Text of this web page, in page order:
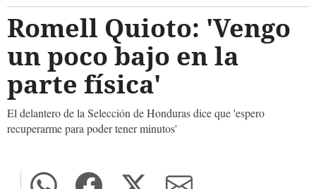
Romell Quioto: 'Vengo
un poco bajo en la
parte física'
El delantero de la Selección de Honduras dice que 'espero
recuperarme para poder tener minutos'